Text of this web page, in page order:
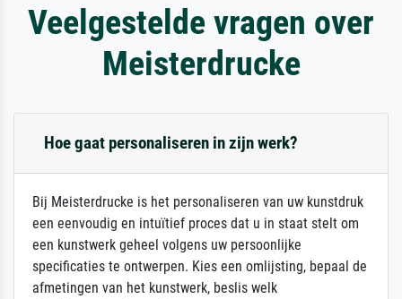
Veelgestelde vragen over
Meisterdrucke
Hoe gaat personaliseren in zijn werk?
Bij Meisterdrucke is het personaliseren van uw kunstdruk
een eenvoudig en intuïtief proces dat u in staat stelt om
een kunstwerk geheel volgens uw persoonlijke
specificaties te ontwerpen. Kies een omlijsting, bepaal de
afmetingen van het kunstwerk, beslis welk